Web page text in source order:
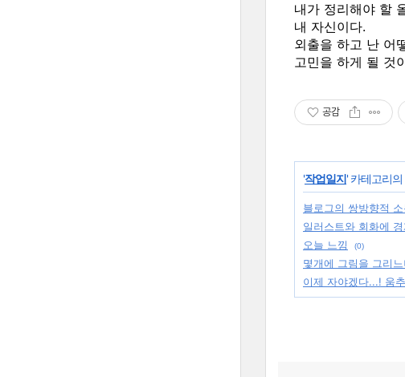
내가 정리해야 할
내 자신이다.
외출을 하고 난 어
고민을 하게 될 것
공감
'작업일지' 카테고리
블로그의 쌍방향적 소
일러스트와 회화에
오늘 느낌
(0)
몇개에 그림을 그리느
이제 자야겠다...! 움